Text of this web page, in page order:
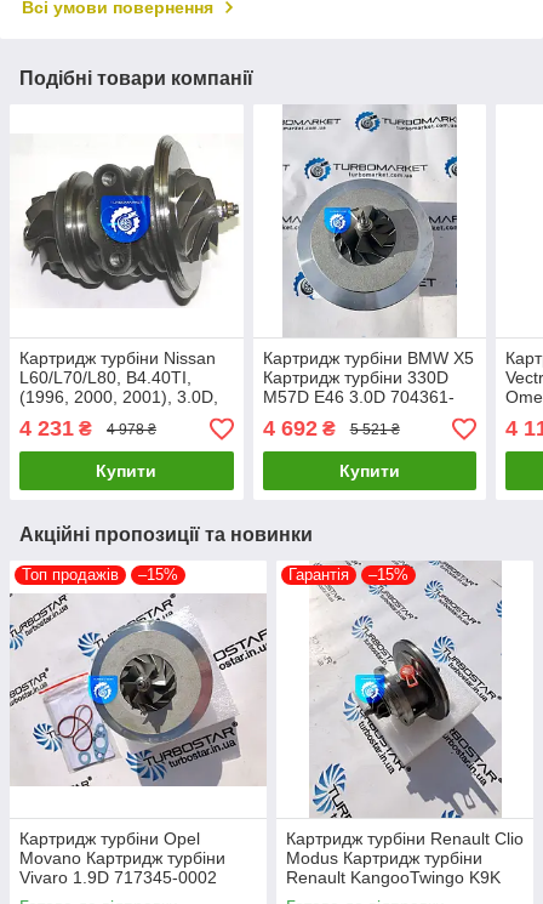
Всі умови повернення
Подібні товари компанії
Картридж турбіни Nissan
L60/L70/L80, B4.40TI,
(1996, 2000, 2001), 3.0D,
100/136 452129-0001,
452129-0002
4 231 ₴ 4 978 ₴
Купити
Картридж турбіни BMW X5
Картридж турбіни 330D
M57D E46 3.0D 704361-
0004 704361-
0005 704361-0006
704361-0001
4 692₴ 5 521 ₴
Купити
4
Акційні пропозиції та новинки
Топ продажів –15%
Картридж турбіни Opel
Movano Картридж турбіни
Vivaro 1.9D 717345-0002
717348-0001 703245-0002
Гарантія –15%
Картридж турбіни Renault Clio
Modus Картридж турбіни
Renault KangooTwingo K9K
1.5D 54359700011